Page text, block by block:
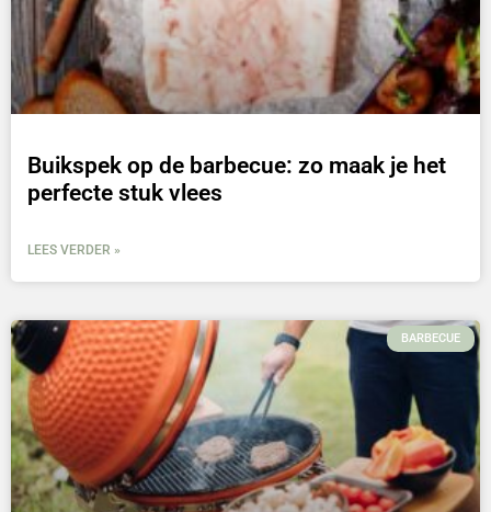
Buikspek op de barbecue: zo maak je het
perfecte stuk vlees
LEES VERDER »
BARBECUE